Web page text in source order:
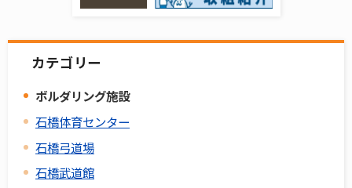
カテゴリー
ボルダリング施設
石橋体育センター
石橋弓道場
石橋武道館